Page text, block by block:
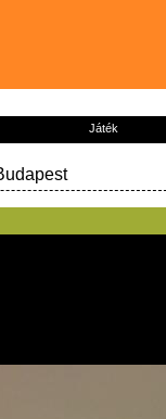
Játék